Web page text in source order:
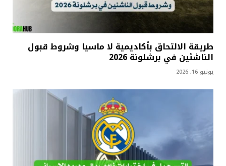
طريقة الالتحاق بأكاديمية لا ماسيا وشروط قبول
الناشئين في برشلونة 2026
يونيو 16, 2026